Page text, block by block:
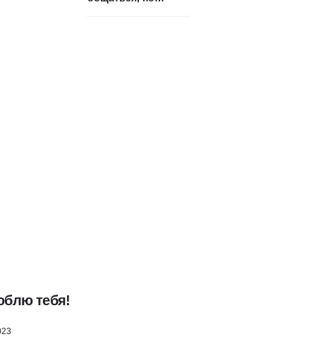
тебя!